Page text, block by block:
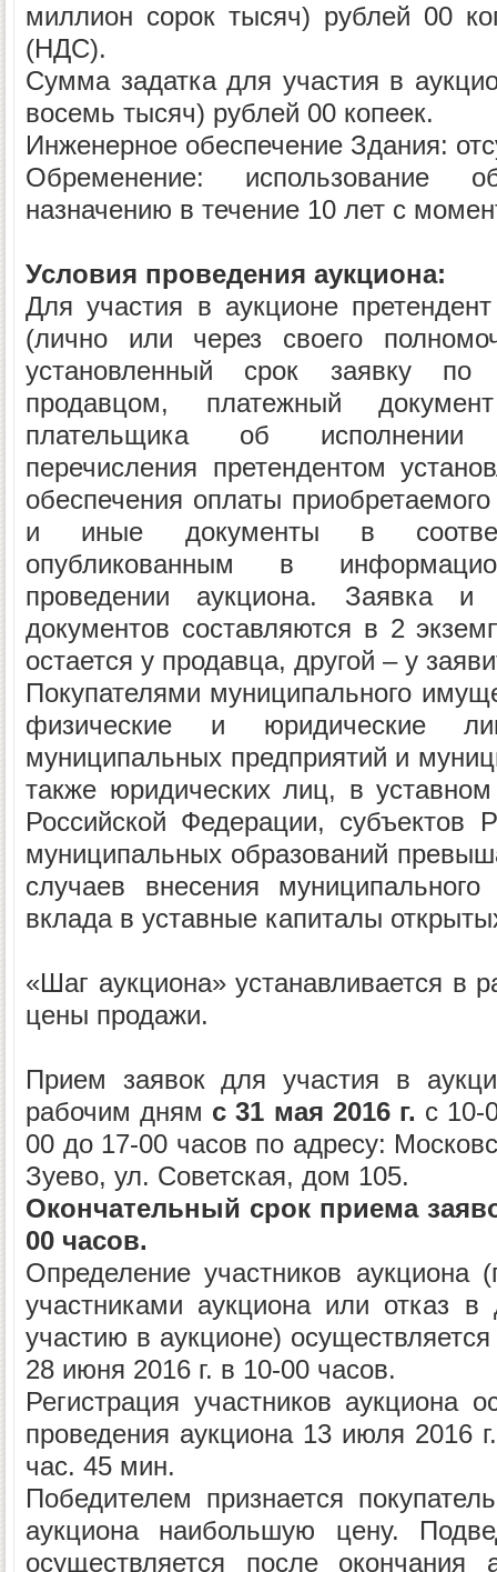
миллион сорок тысяч) рублей 00
(НДС).
Сумма задатка для участия в
восемь тысяч) рублей 00 копеек.
Инженерное обеспечение Здания:
Обременение: использование
назначению в течение 10 лет с
Условия проведения аукциона:
Для участия в аукционе
(лично или через своего
установленный срок заявку по
продавцом, платежный
плательщика об исполнении
перечисления претендентом
обеспечения оплаты
и иные документы в
опубликованным в
проведении аукциона. Заявка и
документов составляются в 2
остается у продавца, другой – у
Покупателями муниципального
физические и юридические
муниципальных предприятий и
также юридических лиц, в
Российской Федерации, субъектов
муниципальных образований
случаев внесения
вклада в уставные капиталы
«Шаг аукциона» устанавливается в
цены продажи.
Прием заявок для участия в
рабочим дням с 31 мая 2016 г. с 10-
00 до 17-00 часов по адресу:
Зуево, ул. Советская, дом 105.
Окончательный срок приема
00 часов.
Определение участников аукциона
участниками аукциона или отказ в
участию в аукционе)
28 июня 2016 г. в 10-00 часов.
Регистрация участников аукциона
проведения аукциона 13 июля 2016
час. 45 мин.
Победителем признается
аукциона наибольшую цену.
осуществляется после